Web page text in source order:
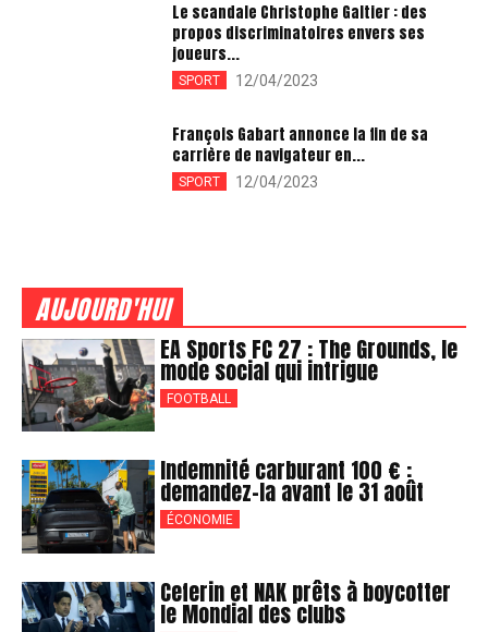
Le scandale Christophe Galtier : des
propos discriminatoires envers ses
joueurs...
SPORT 12/04/2023
François Gabart annonce la fin de sa
carrière de navigateur en...
SPORT 12/04/2023
AUJOURD'HUI
EA Sports FC 27 : The Grounds, le
mode social qui intrigue
FOOTBALL
Indemnité carburant 100 € :
demandez-la avant le 31 août
ÉCONOMIE
Ceferin et NAK prêts à boycotter
le Mondial des clubs